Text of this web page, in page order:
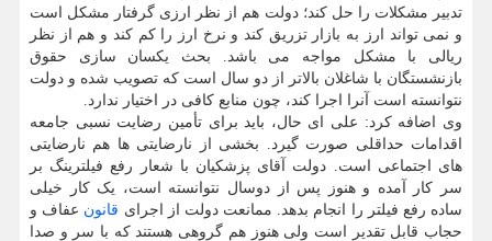
تدبیر مشکلات را حل کند؛ دولت هم از نظر ارزی گرفتار مشکل است
و نمی تواند ارز به بازار تزریق کند و نرخ ارز را کم کند و هم از نظر
ریالی با مشکل مواجه می باشد. بحث یکسان سازی حقوق
بازنشستگان با شاغلان بالاتر از دو سال است که تصویب شده و دولت
نتوانسته است آنرا اجرا کند، چون منابع کافی در اختیار ندارد.
وی اضافه کرد: علی ای حال، باید برای تأمین رضایت نسبی جامعه
اقدامات حداقلی صورت گیرد. بخشی از نارضایتی ها هم نارضایتی
های اجتماعی است. دولت آقای پزشکیان با شعار رفع فیلترینگ بر
سر کار آمده و هنوز پس از دوسال نتوانسته است، یک کار خیلی
ساده رفع فیلتر را انجام بدهد. ممانعت دولت از اجرای قانون عفاف و
حجاب قابل تقدیر است ولی هنوز هم گروهی هستند که با سر و صدا